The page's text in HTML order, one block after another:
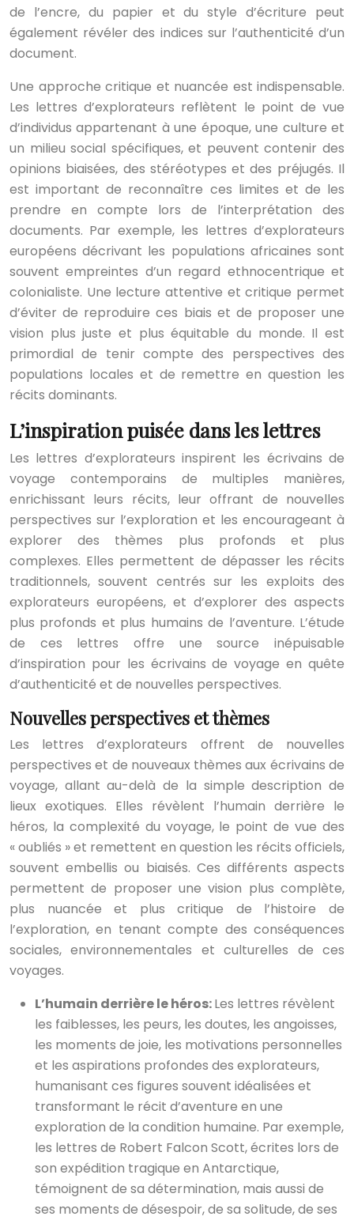
de l’encre, du papier et du style d’écriture peut
également révéler des indices sur l’authenticité d’un
document.
Une approche critique et nuancée est indispensable.
Les lettres d’explorateurs reflètent le point de vue
d’individus appartenant à une époque, une culture et
un milieu social spécifiques, et peuvent contenir des
opinions biaisées, des stéréotypes et des préjugés. Il
est important de reconnaître ces limites et de les
prendre en compte lors de l’interprétation des
documents. Par exemple, les lettres d’explorateurs
européens décrivant les populations africaines sont
souvent empreintes d’un regard ethnocentrique et
colonialiste. Une lecture attentive et critique permet
d’éviter de reproduire ces biais et de proposer une
vision plus juste et plus équitable du monde. Il est
primordial de tenir compte des perspectives des
populations locales et de remettre en question les
récits dominants.
L’inspiration puisée dans les lettres
Les lettres d’explorateurs inspirent les écrivains de
voyage contemporains de multiples manières,
enrichissant leurs récits, leur offrant de nouvelles
perspectives sur l’exploration et les encourageant à
explorer des thèmes plus profonds et plus
complexes. Elles permettent de dépasser les récits
traditionnels, souvent centrés sur les exploits des
explorateurs européens, et d’explorer des aspects
plus profonds et plus humains de l’aventure. L’étude
de ces lettres offre une source inépuisable
d’inspiration pour les écrivains de voyage en quête
d’authenticité et de nouvelles perspectives.
Nouvelles perspectives et thèmes
Les lettres d’explorateurs offrent de nouvelles
perspectives et de nouveaux thèmes aux écrivains de
voyage, allant au-delà de la simple description de
lieux exotiques. Elles révèlent l’humain derrière le
héros, la complexité du voyage, le point de vue des
« oubliés » et remettent en question les récits officiels,
souvent embellis ou biaisés. Ces différents aspects
permettent de proposer une vision plus complète,
plus nuancée et plus critique de l’histoire de
l’exploration, en tenant compte des conséquences
sociales, environnementales et culturelles de ces
voyages.
L’humain derrière le héros:Les lettres révèlent
les faiblesses, les peurs, les doutes, les angoisses,
les moments de joie, les motivations personnelles
et les aspirations profondes des explorateurs,
humanisant ces figures souvent idéalisées et
transformant le récit d’aventure en une
exploration de la condition humaine. Par exemple,
les lettres de Robert Falcon Scott, écrites lors de
son expédition tragique en Antarctique,
témoignent de sa détermination, mais aussi de
ses moments de désespoir, de sa solitude, de ses